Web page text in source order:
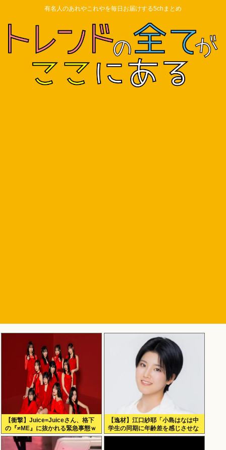
有名人のあれやこれやを毎日お届けする5chまとめ
【衝撃】Juice=Juiceさん、格下
の『≠ME』に抜かれる緊急事態ｗ
ｗｗｗｗｗｗｗｗｗｗｗ
【逸材】江口紗耶「小島はなは中
学生の同期に年齢差を感じさせな
いように気を遣っているが、同期